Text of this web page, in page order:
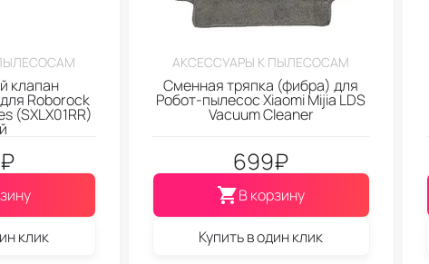
клапан
Roborock
(SXLX01RR)
₽
клик
АКСЕССУАРЫ К ПЫЛЕСОСАМ
Сменная тряпка (фибра) для
Робот-пылесос Xiaomi Mijia LDS
Vacuum Cleaner
699₽
В корзину
Купить в один клик